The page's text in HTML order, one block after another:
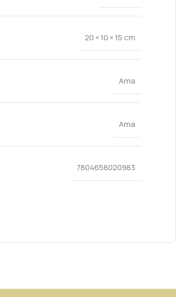
20 × 10 × 15 cm
Ama
Ama
7804658020983